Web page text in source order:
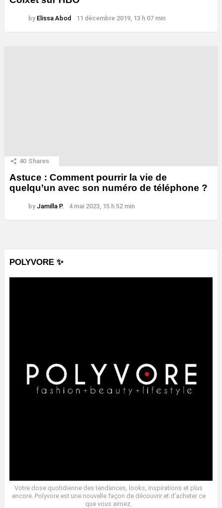
by Elissa Abod 11 décembre 2019, 13 h 07 min
40 Shares
Astuce : Comment pourrir la vie de
quelqu’un avec son numéro de téléphone ?
by Jamilla P. 4 mai 2023, 15 h 52 min
POLYVORE ✨
Votre dose quotidienne des tendances, looks, inspirations et plus
encore. Polyvore est une nouvelle façon de découvrir et d’acheter ce
que vous aimez.